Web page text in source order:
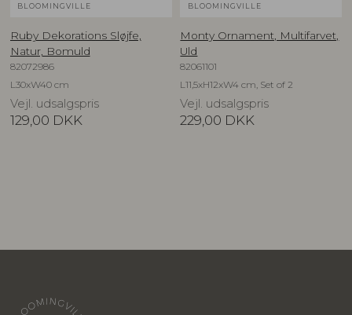
BLOOMINGVILLE
Ruby Dekorations Sløjfe,
Natur, Bomuld
82072986
L30xW40 cm
Vejl. udsalgspris
129,00 DKK
BLOOMINGVILLE
Monty Ornament, Multifarvet,
Uld
82061101
L11,5xH12xW4 cm, Set of 2
Vejl. udsalgspris
229,00 DKK